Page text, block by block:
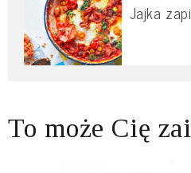
Jajka
To może Cię